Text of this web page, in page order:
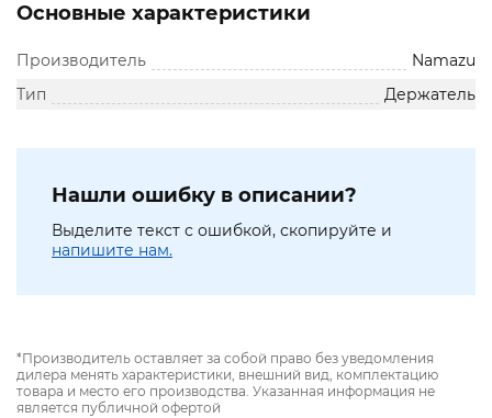
Основные характеристики
Производитель
Namazu
Тип
Держатель
Нашли ошибку в описании?
Выделите текст с ошибкой, скопируйте и
напишите нам.
*Производитель оставляет за собой право без уведомления
дилера менять характеристики, внешний вид, комплектацию
товара и место его производства. Указанная информация не
является публичной офертой